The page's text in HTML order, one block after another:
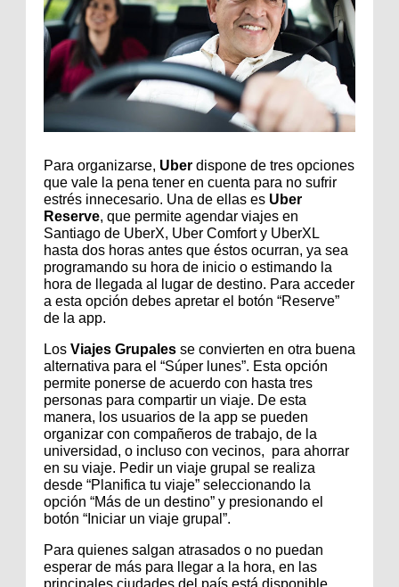
Para organizarse, Uber dispone de tres opciones
que vale la pena tener en cuenta para no sufrir
estrés innecesario. Una de ellas es Uber
Reserve, que permite agendar viajes en
Santiago de UberX, Uber Comfort y UberXL
hasta dos horas antes que éstos ocurran, ya sea
programando su hora de inicio o estimando la
hora de llegada al lugar de destino. Para acceder
a esta opción debes apretar el botón “Reserve”
de la app.
Los Viajes Grupales se convierten en otra buena
alternativa para el “Súper lunes”. Esta opción
permite ponerse de acuerdo con hasta tres
personas para compartir un viaje. De esta
manera, los usuarios de la app se pueden
organizar con compañeros de trabajo, de la
universidad, o incluso con vecinos, para ahorrar
en su viaje. Pedir un viaje grupal se realiza
desde “Planifica tu viaje” seleccionando la
opción “Más de un destino” y presionando el
botón “Iniciar un viaje grupal”.
Para quienes salgan atrasados o no puedan
esperar de más para llegar a la hora, en las
principales ciudades del país está disponible